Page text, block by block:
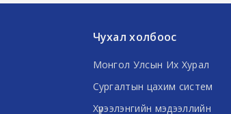
Чухал холбоос
Монгол Улсын Их Хурал
Сургалтын цахим систем
Хүрээлэнгийн мэдээллийн